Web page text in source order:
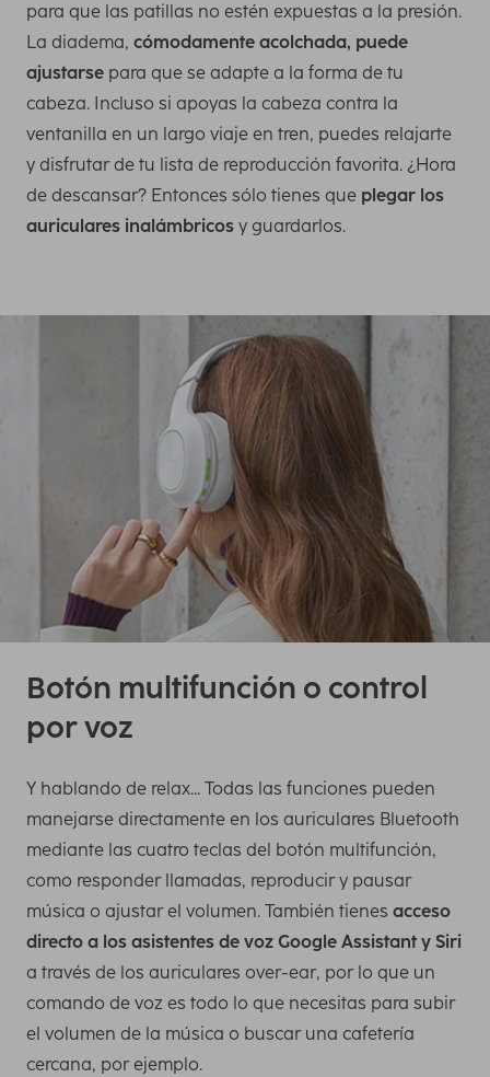
para que las patillas no estén expuestas a la presión.
La diadema, cómodamente acolchada, puede
ajustarse para que se adapte a la forma de tu
cabeza. Incluso si apoyas la cabeza contra la
ventanilla en un largo viaje en tren, puedes relajarte
y disfrutar de tu lista de reproducción favorita. ¿Hora
de descansar? Entonces sólo tienes que plegar los
auriculares inalámbricos y guardarlos.
Botón multifunción o control
por voz
Y hablando de relax... Todas las funciones pueden
manejarse directamente en los auriculares Bluetooth
mediante las cuatro teclas del botón multifunción,
como responder llamadas, reproducir y pausar
música o ajustar el volumen. También tienes acceso
directo a los asistentes de voz Google Assistant y Siri
a través de los auriculares over-ear, por lo que un
comando de voz es todo lo que necesitas para subir
el volumen de la música o buscar una cafetería
cercana, por ejemplo.